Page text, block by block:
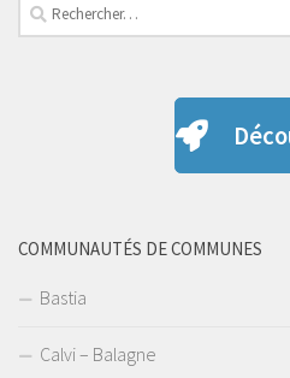
COMMUNAUTÉS DE COMMUNES
Bastia
Calvi – Balagne